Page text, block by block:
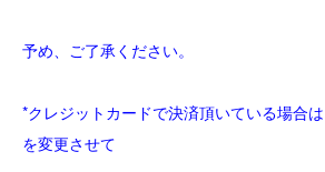
予め、ご了承ください。
*クレジットカードで決済頂いている場合
を変更させて